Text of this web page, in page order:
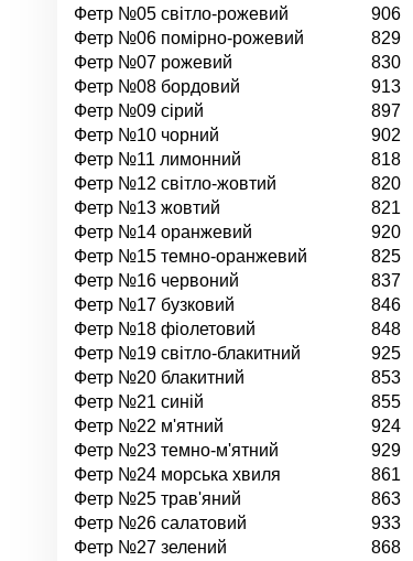
Фетр №05 світло-рожевий
906
Фетр №06 помірно-рожевий
829
Фетр №07 рожевий
830
Фетр №08 бордовий
913
Фетр №09 сірий
897
Фетр №10 чорний
902
Фетр №11 лимонний
818
Фетр №12 світло-жовтий
820
Фетр №13 жовтий
821
Фетр №14 оранжевий
920
Фетр №15 темно-оранжевий
825
Фетр №16 червоний
837
Фетр №17 бузковий
846
Фетр №18 фіолетовий
848
Фетр №19 світло-блакитний
925
Фетр №20 блакитний
853
Фетр №21 синій
855
Фетр №22 м'ятний
924
Фетр №23 темно-м'ятний
929
Фетр №24 морська хвиля
861
Фетр №25 трав'яний
863
Фетр №26 салатовий
933
Фетр №27 зелений
868